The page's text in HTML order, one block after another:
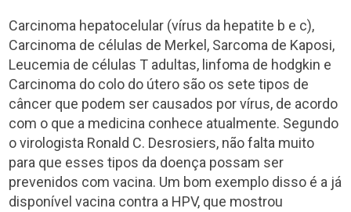
Carcinoma hepatocelular (vírus da hepatite b e c),
Carcinoma de células de Merkel, Sarcoma de Kaposi,
Leucemia de células T adultas, linfoma de hodgkin e
Carcinoma do colo do útero são os sete tipos de
câncer que podem ser causados por vírus, de acordo
com o que a medicina conhece atualmente. Segundo
o virologista Ronald C. Desrosiers, não falta muito
para que esses tipos da doença possam ser
prevenidos com vacina. Um bom exemplo disso é a já
disponível vacina contra a HPV, que mostrou